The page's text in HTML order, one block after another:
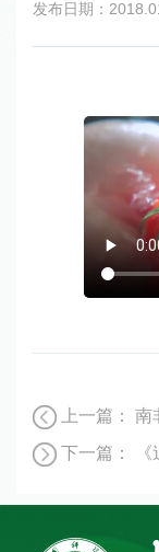
发布日期：
上一篇：
南
下一篇：